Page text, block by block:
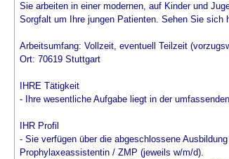
Sie arbeiten in einer modernen, auf Kinder und
Sorgfalt um Ihre jungen Patienten. Sehen Sie sich
Arbeitsumfang: Vollzeit, eventuell Teilzeit
Ort: 70619 Stuttgart
IHRE Tätigkeit
- Ihre wesentliche Aufgabe liegt in der
IHR Profil
- Sie verfügen über die abgeschlossene
Prophylaxeassistentin / ZMP (jeweils w/m/d).